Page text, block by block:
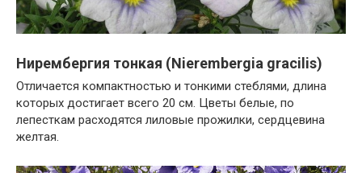
Нирембергия тонкая (Nierembergia gracilis)
Отличается компактностью и тонкими стеблями, длина
которых достигает всего 20 см. Цветы белые, по
лепесткам расходятся лиловые прожилки, сердцевина
желтая.